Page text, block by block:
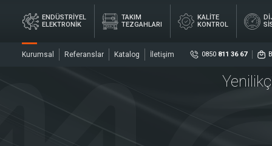
ENDÜSTRİYEL
ELEKTRONİK
TAKIM
TEZGAHLARI
KALİTE
KONTROL
Kurumsal Referanslar Katalog İletişim 0850 811 36 67